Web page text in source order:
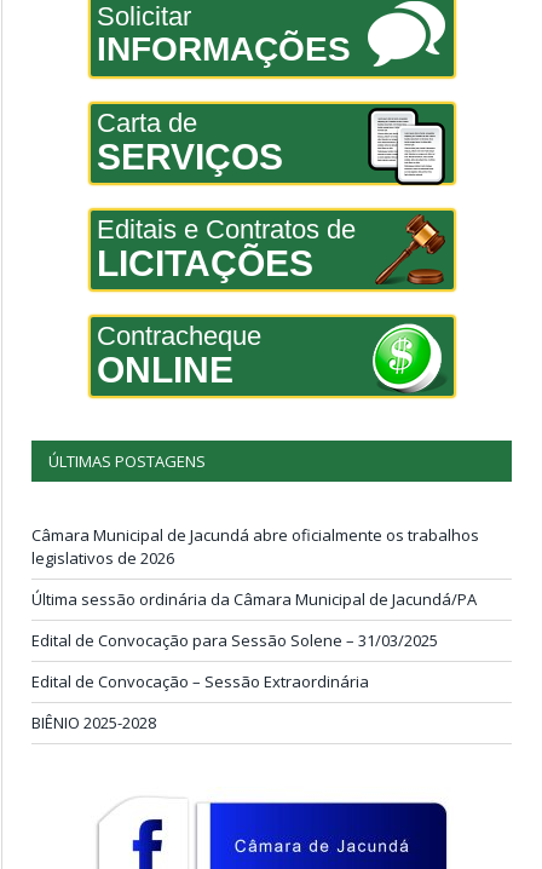
Solicitar
INFORMAÇÕES
Carta de
SERVIÇOS
Editais e Contratos de
LICITAÇÕES
Contracheque
ONLINE
ÚLTIMAS POSTAGENS
Câmara Municipal de Jacundá abre oficialmente os trabalhos
legislativos de 2026
Última sessão ordinária da Câmara Municipal de Jacundá/PA
Edital de Convocação para Sessão Solene – 31/03/2025
Edital de Convocação – Sessão Extraordinária
BIÊNIO 2025-2028